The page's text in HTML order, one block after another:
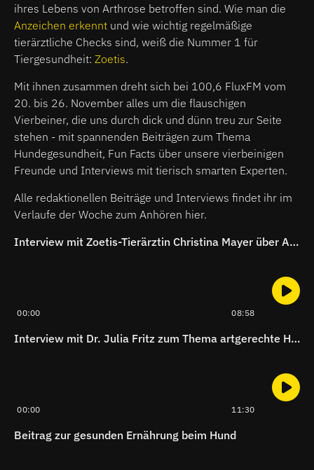
ihres Lebens von Arthrose betroffen sind. Wie man die
Anzeichen erkennt und wie wichtig regelmäßige
tierärztliche Checks sind, weiß die Nummer 1 für
Tiergesundheit: Zoetis.
Mit ihnen zusammen dreht sich bei 100,6 FluxFM vom
20. bis 26. November alles um die flauschigen
Vierbeiner, die uns durch dick und dünn treu zur Seite
stehen - mit spannenden Beiträgen zum Thema
Hundegesundheit, Fun Facts über unsere vierbeinigen
Freunde und Interviews mit tierisch smarten Experten.
Alle redaktionellen Beiträge und Interviews findet ihr im
Verlaufe der Woche zum Anhören hier.
Interview mit Zoetis-Tierärztin Christina Mayer über Athrose bei Hunden
00:00 08:58
Interview mit Dr. Julia Fritz zum Thema artgerechte Hundeernährung
00:00 11:30
Beitrag zur gesunden Ernährung beim Hund